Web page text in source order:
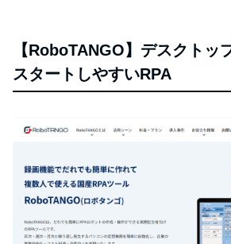
【RoboTANGO】デスクトッ
スタートしやすいRPA